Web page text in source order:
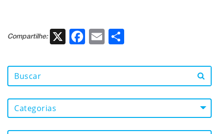
Compartilhe: X Facebook
Email
Categorias